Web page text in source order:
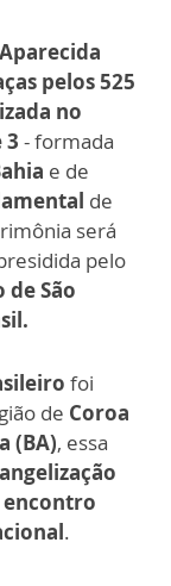
pelos 525
no
3 - formada
e de
de
será
pelo
de São
foi
de Coroa
(BA), essa
.